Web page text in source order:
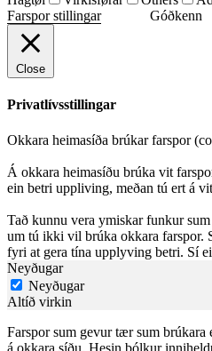
Farspor stillingar
Góðkenn
Close
Privatlívsstillingar
Okkara heimasíða brúkar farspor
Á okkara heimasíðu brúka vit
ein betri uppliving, meðan tú ert á
Tað kunnu vera ymiskar funkur
um tú ikki vil brúka okkara farspor.
fyri at gera tína upplyving betri. Sí
Neyðugar
Neyðugar
Altíð virkin
Farspor sum gevur tær sum
á okkara síðu. Hesin bólkur